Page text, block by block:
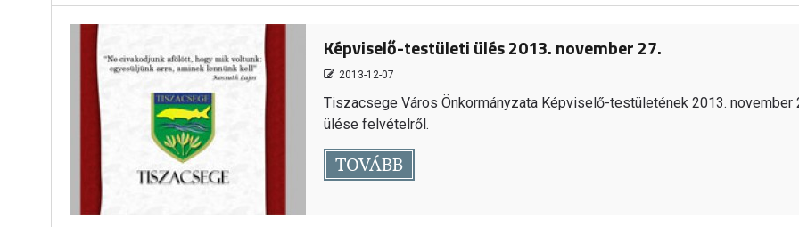
Képviselő-testületi ülés 2013. november 27.
2013-12-07
Tiszacsege Város Önkormányzata Képviselő-testületének 2013. november
ülése felvételről.
TOVÁBB